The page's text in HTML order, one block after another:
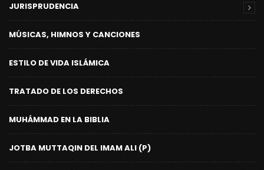
JURISPRUDENCIA
MÚSICAS, HIMNOS Y CANCIONES
ESTILO DE VIDA ISLÁMICA
TRATADO DE LOS DERECHOS
MUHÁMMAD EN LA BIBLIA
JOTBA MUTTAQIN DEL IMAM ALI (P)